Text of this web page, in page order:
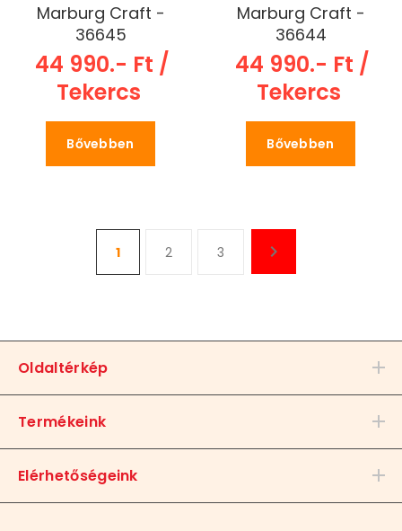
Marburg Craft -
36645
44 990.- Ft /
Tekercs
Bővebben
Marburg Craft -
36644
44 990.- Ft /
Tekercs
Bővebben
1 2 3
Oldaltérkép
Termékeink
Elérhetőségeink